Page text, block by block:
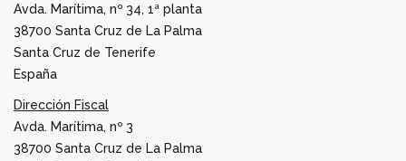
Avda. Marítima, nº 34, 1ª planta
38700 Santa Cruz de La Palma
Santa Cruz de Tenerife
España
Dirección Fiscal
Avda. Marítima, nº 3
38700 Santa Cruz de La Palma